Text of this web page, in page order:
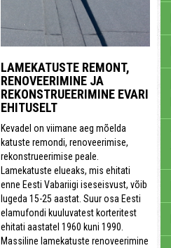
LAMEKATUSTE REMONT,
RENOVEERIMINE JA
REKONSTRUEERIMINE EVARI
EHITUSELT
Kevadel on viimane aeg mõelda
katuste remondi, renoveerimise,
rekonstrueerimise peale.
Lamekatuste elueaks, mis ehitati
enne Eesti Vabariigi iseseisvust, võib
lugeda 15-25 aastat. Suur osa Eesti
elamufondi kuuluvatest korteritest
ehitati aastatel 1960 kuni 1990.
Massiline lamekatuste renoveerimine